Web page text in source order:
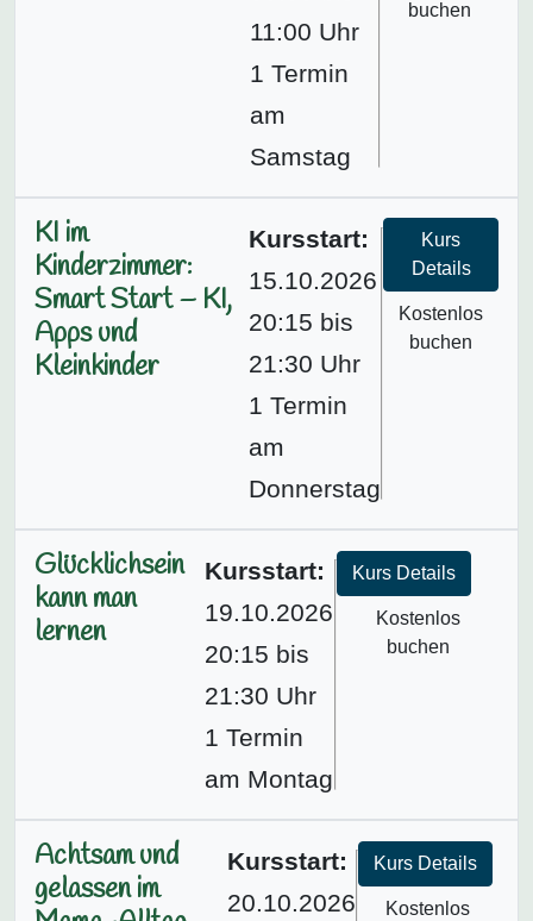
11:00 Uhr
1 Termin
am
Samstag
buchen
KI im
Kinderzimmer:
Smart Start – KI,
Apps und
Kleinkinder
Kursstart:
15.10.2026
20:15 bis
21:30 Uhr
1 Termin
am
Donnerstag
Kurs
Details
Kostenlos
buchen
Glücklichsein
kann man
lernen
Kursstart:
19.10.2026
20:15 bis
21:30 Uhr
1 Termin
am Montag
Kurs Details
Kostenlos
buchen
Achtsam und
gelassen im
Kursstart:
20.10.2026
Kurs Details
Kostenlos